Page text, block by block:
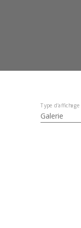
Galerie
Type d'affichage